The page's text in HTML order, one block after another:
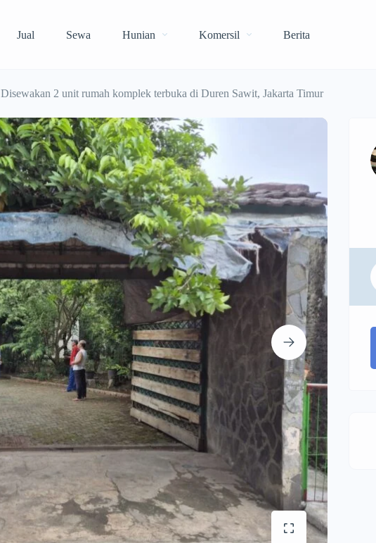
Jual Sewa Hunian Komersil Berita
Disewakan 2 unit rumah komplek terbuka di Duren Sawit, Jakarta Timur